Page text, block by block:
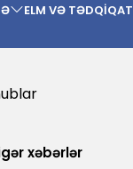
ELM VƏ TƏDQİQAT
xəbərlər